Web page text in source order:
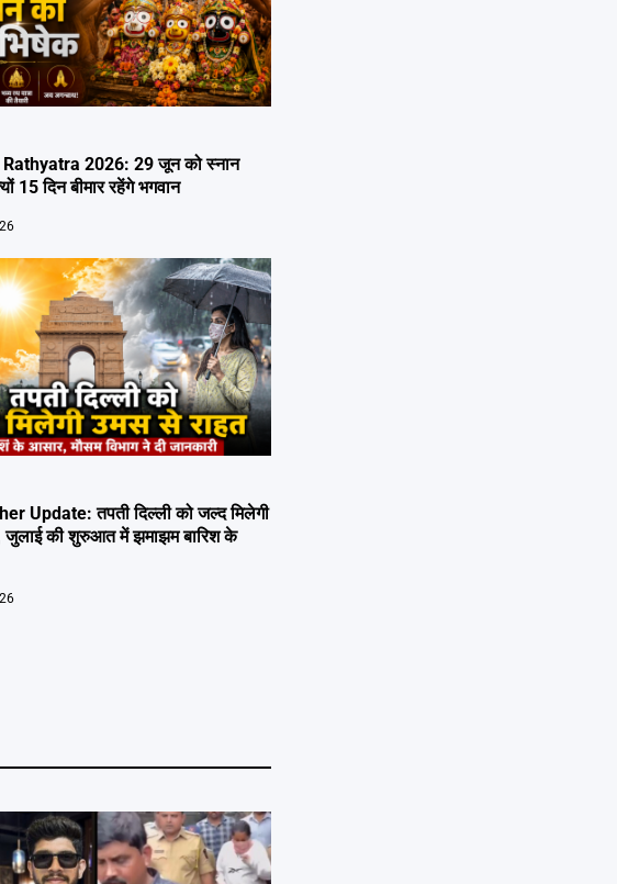
2026: 29 जून को स्नान
15 दिन बीमार रहेंगे भगवान
Update: तपती दिल्ली को जल्द मिलेगी
जुलाई की शुरुआत में झमाझम बारिश के